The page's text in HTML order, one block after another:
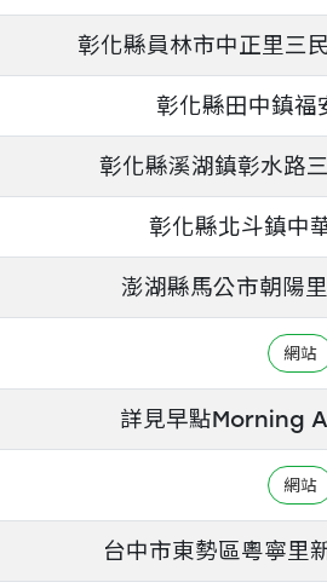
彰化縣員林市中正里三
彰化縣田中鎮福
彰化縣溪湖鎮彰水路
彰化縣北斗鎮中
澎湖縣馬公市朝陽
詳見早點Morning
台中市東勢區粵寧里